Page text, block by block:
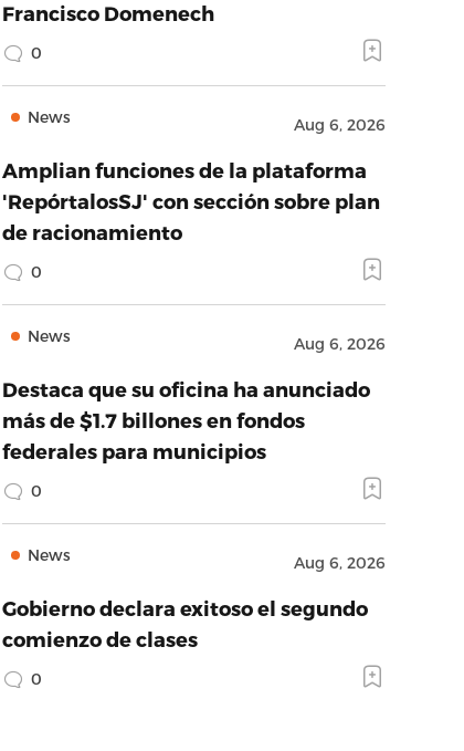
Francisco Domenech
0
News Aug 6, 2026
Amplian funciones de la plataforma
'RepórtalosSJ' con sección sobre plan
de racionamiento
0
News Aug 6, 2026
Destaca que su oficina ha anunciado
más de $1.7 billones en fondos
federales para municipios
0
News Aug 6, 2026
Gobierno declara exitoso el segundo
comienzo de clases
0